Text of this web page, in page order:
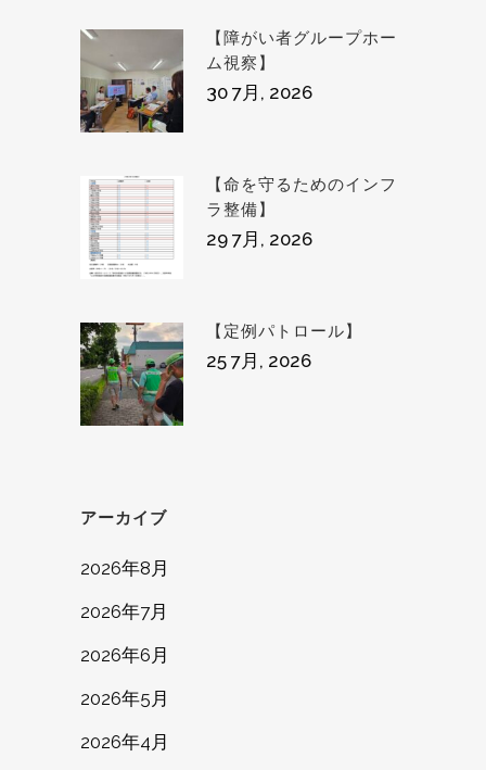
【障がい者グループホー
ム視察】
30 7月, 2026
【命を守るためのインフ
ラ整備】
29 7月, 2026
【定例パトロール】
25 7月, 2026
アーカイブ
2026年8月
2026年7月
2026年6月
2026年5月
2026年4月